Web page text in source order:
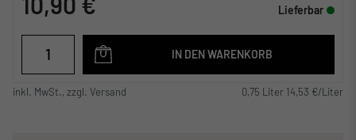
Lieferbar
IN DEN WARENKORB
inkl. MwSt., zzgl. Versand 0,75 Liter 14,53 €/Liter